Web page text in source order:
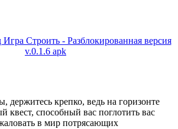
Строить - Разблокированная версия
v.0.1.6 apk
держитесь крепко, ведь на горизонте
квест, способный вас поглотить вас
в мир потрясающих